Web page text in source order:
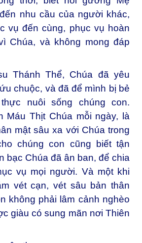
nhu cầu của người khác,
vụ đến cùng, phục vụ hoàn
Chúa, và không mong đáp
Thánh Thể, Chúa đã yêu
chuộc, và đã để mình bị bẻ
nuôi sống chúng con.
Máu Thịt Chúa mỗi ngày, là
mật sâu xa với Chúa trong
chúng con cũng biết tận
bạc Chúa đã ân ban, để chia
vụ mọi người. Và một khi
vét cạn, vét sâu bản thân
không phải lâm cảnh nghèo
giàu có sung mãn nơi Thiên